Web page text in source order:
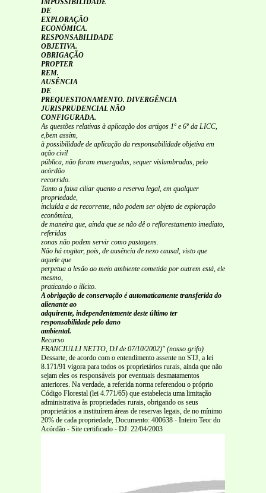
IMPOSSIBILIDADE
DE
EXPLORAÇÃO
ECONÔMICA.
RESPONSABILIDADE
OBJETIVA.
OBRIGAÇÃO
PROPTER
REM.
AUSÊNCIA
DE
PREQUESTIONAMENTO. DIVERGÊNCIA
JURISPRUDENCIAL NÃO
CONFIGURADA.
As questões relativas à aplicação dos artigos 1º e 6º da LICC,
e,bem assim,
à possibilidade de aplicação da responsabilidade objetiva em
ação civil
pública, não foram enxergadas, sequer vislumbradas, pelo
acórdão
recorrido.
Tanto a faixa ciliar quanto a reserva legal, em qualquer
propriedade,
incluída a da recorrente, não podem ser objeto de exploração
econômica,
de maneira que, ainda que se não dê o reflorestamento imediato,
referidas
zonas não podem servir como pastagens.
Não há cogitar, pois, de ausência de nexo causal, visto que
aquele que
perpetua a lesão ao meio ambiente cometida por outrem está, ele
mesmo,
praticando o ilícito.
A obrigação de conservação é automaticamente transferida do
alienante ao
adquirente, independentemente deste último ter
responsabilidade pelo dano
ambiental.
Recurso
FRANCIULLI NETTO, DJ de 07/10/2002)" (nosso grifo)
Dessarte, de acordo com o entendimento assente no STJ, a lei
8.171/91 vigora para todos os proprietários rurais, ainda que não
sejam eles os responsáveis por eventuais desmatamentos
anteriores. Na verdade, a referida norma referendou o próprio
Código Florestal (lei 4.771/65) que estabelecia uma limitação
administrativa às propriedades rurais, obrigando os seus
proprietários a instituírem áreas de reservas legais, de no mínimo
20% de cada propriedade, Documento: 400638 - Inteiro Teor do
Acórdão - Site certificado - DJ: 22/04/2003